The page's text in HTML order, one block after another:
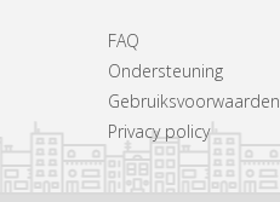
FAQ
Ondersteuning
Gebruiksvoorwaarden
Privacy policy